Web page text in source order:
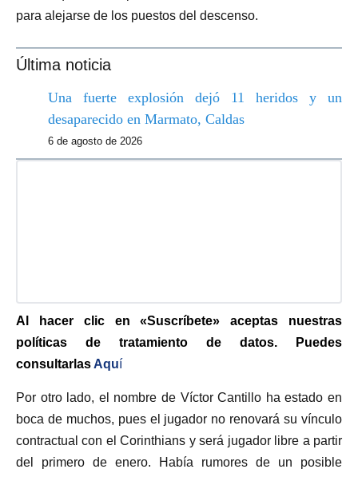
para alejarse de los puestos del descenso.
Última noticia
Una fuerte explosión dejó 11 heridos y un
desaparecido en Marmato, Caldas
6 de agosto de 2026
Al hacer clic en «Suscríbete» aceptas nuestras
políticas de tratamiento de datos. Puedes
consultarlas Aquí
Por otro lado, el nombre de Víctor Cantillo ha estado en
boca de muchos, pues el jugador no renovará su vínculo
contractual con el Corinthians y será jugador libre a partir
del primero de enero. Había rumores de un posible